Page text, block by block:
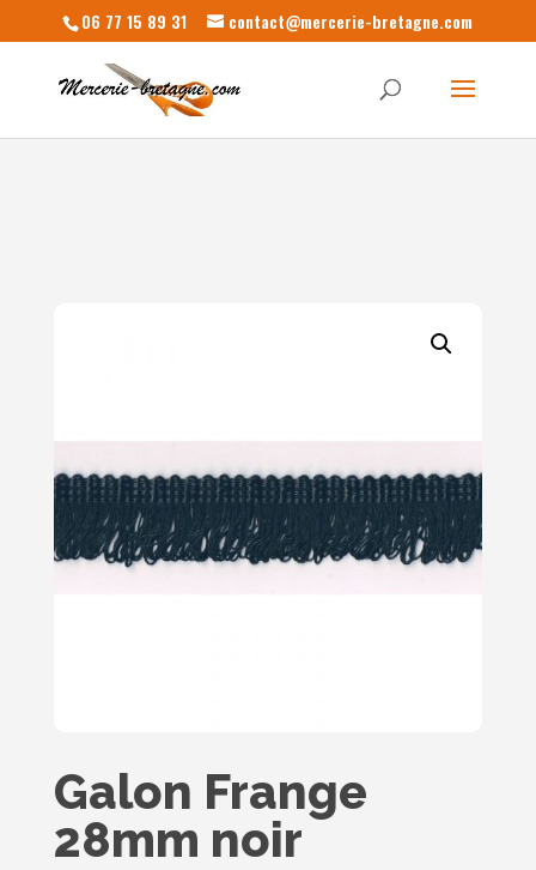
06 77 15 89 31 contact@mercerie-bretagne.com
Galon Frange
28mm noir